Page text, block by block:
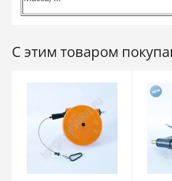
С этим товаром